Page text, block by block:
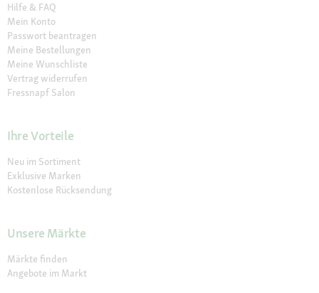
Hilfe & FAQ
Mein Konto
Passwort beantragen
Meine Bestellungen
Meine Wunschliste
Vertrag widerrufen
Fressnapf Salon
Ihre Vorteile
Neu im Sortiment
Exklusive Marken
Kostenlose Rücksendung
Unsere Märkte
Märkte finden
Angebote im Markt